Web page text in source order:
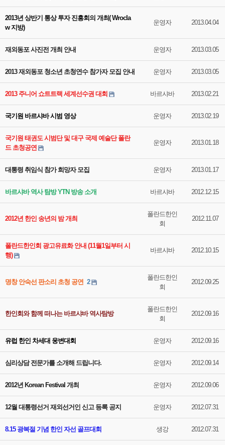
2013년 상반기 통상 투자 진흥회의 개최( Wrocla
w 지방)
운영자 2013.04.04
재외동포 사진전 개최 안내 운영자 2013.03.05
2013 재외동포 청소년 초청연수 참가자 모집 안내 운영자 2013.03.05
2013 주니어 쇼트트랙 세계선수권 대회 바르샤바 2013.02.21
국기원 바르샤바 시범 영상 운영자 2013.02.19
국기원 태권도 시범단 및 대구 국제 예술단 폴란
드 초청공연
운영자 2013.01.18
대통령 취임식 참가 희망자 모집 운영자 2013.01.17
바르샤바 역사 탐방 YTN 방송 소개 바르샤바 2012.12.15
2012년 한인 송년의 밤 개최
폴란드한인
회
2012.11.07
폴란드한인회 광고유료화 안내 (11월1일부터 시
행)
바르샤바 2012.10.15
명창 안숙선 판소리 초청 공연 2
폴란드한인
회
2012.09.25
한인회와 함께 떠나는 바르샤바 역사탐방
폴란드한인
회
2012.09.16
유럽 한인 차세대 웅변대회 운영자 2012.09.16
심리상담 전문가를 소개해 드립니다. 운영자 2012.09.14
2012년 Korean Festival 개최 운영자 2012.09.06
12월 대통령선거 재외선거인 신고 등록 공지 운영자 2012.07.31
8.15 광복절 기념 한인 자선 골프대회 생강 2012.07.31